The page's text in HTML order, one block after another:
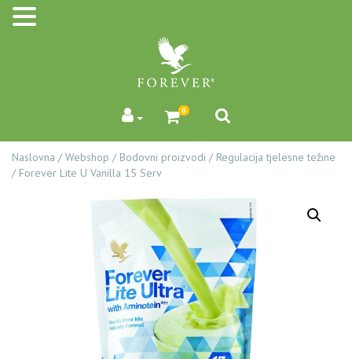
0
Naslovna / Webshop / Bodovni proizvodi / Regulacija tjelesne težine
/ Forever Lite U Vanilla 15 Serv